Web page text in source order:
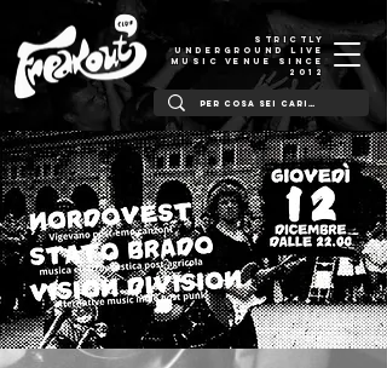
STRICTLY
UNDERGROUND LIVE
MUSIC VENUE SINCE
2012